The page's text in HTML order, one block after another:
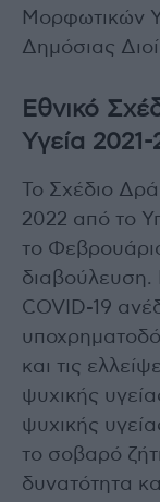
Μορφωτικών
Δημόσιας
Εθνικό
Υγεία
Το Σχέδιο
2022 από το
το
διαβούλευση.
COVID-19
και τις
ψυχικής
ψυχικής
το σοβαρό
δυνατότητα